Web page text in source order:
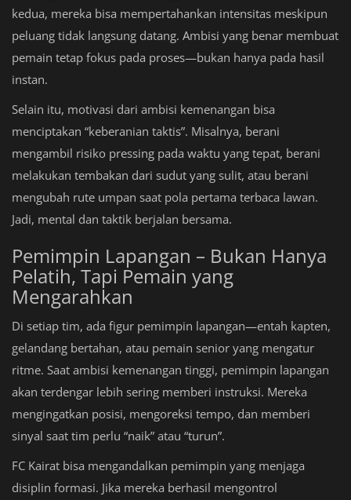
kedua, mereka bisa mempertahankan intensitas meskipun
peluang tidak langsung datang. Ambisi yang benar membuat
pemain tetap fokus pada proses—bukan hanya pada hasil
instan.
Selain itu, motivasi dari ambisi kemenangan bisa
menciptakan “keberanian taktis”. Misalnya, berani
mengambil risiko pressing pada waktu yang tepat, berani
melakukan tembakan dari sudut yang sulit, atau berani
mengubah rute umpan saat pola pertama terbaca lawan.
Jadi, mental dan taktik berjalan bersama.
Pemimpin Lapangan – Bukan Hanya
Pelatih, Tapi Pemain yang
Mengarahkan
Di setiap tim, ada figur pemimpin lapangan—entah kapten,
gelandang bertahan, atau pemain senior yang mengatur
ritme. Saat ambisi kemenangan tinggi, pemimpin lapangan
akan terdengar lebih sering memberi instruksi. Mereka
mengingatkan posisi, mengoreksi tempo, dan memberi
sinyal saat tim perlu “naik” atau “turun”.
FC Kairat bisa mengandalkan pemimpin yang menjaga
disiplin formasi. Jika mereka berhasil mengontrol